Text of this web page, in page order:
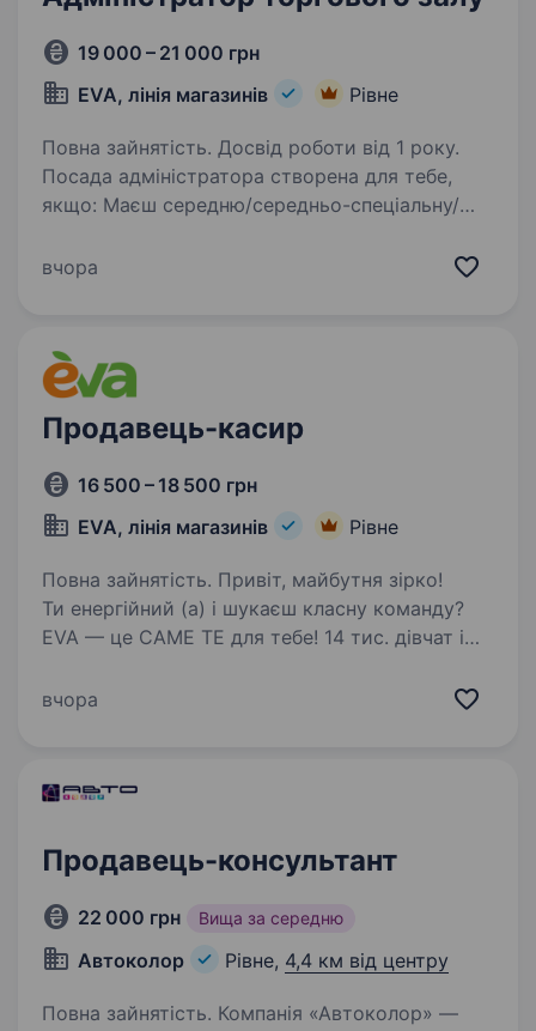
19 000 – 21 000 грн
EVA, лінія магазинів
Рівне
Повна зайнятість. Досвід роботи від 1 року.
Посада адміністратора створена для тебе,
якщо: Маєш середню/середньо-спеціальну/
на адміністративній посаді (торгівля) рік і
вчора
Продавець-касир
16 500 – 18 500 грн
EVA, лінія магазинів
Рівне
Повна зайнятість. Привіт, майбутня зірко!
Ти енергійний (а) і шукаєш класну команду?
EVA — це САМЕ ТЕ для тебе! 14 тис. дівчат і
Ми шукаємо продавця-касира, що готовий (а)
вчора
Продавець-консультант
22 000 грн Вища за середню
Автоколор Рівне, 4,4 км від центру
Повна зайнятість. Компанія «Автоколор» —